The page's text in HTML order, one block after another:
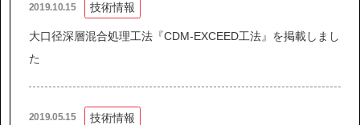
2019.10.15 技術情報
大口径深層混合処理工法『CDM-EXCEED工法』を掲載しまし
た
2019.05.15 技術情報